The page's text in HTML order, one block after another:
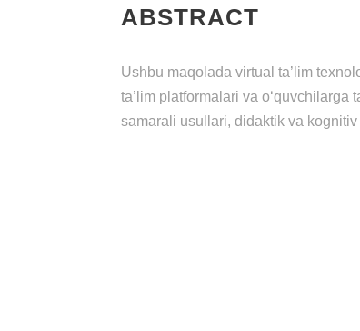
ABSTRACT
Ushbu maqolada virtual ta’lim
ta’lim platformalari va o‘quvchilarga
samarali usullari, didaktik va